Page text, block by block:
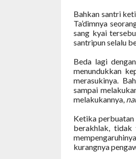
Bahkan santri
Ta’dimnya
sang kyai
santripun selalu
Beda lagi
menundukkan
merasukinya.
sampai
melakukannya,
Ketika perbuatan
berakhlak, tidak
kurangnya